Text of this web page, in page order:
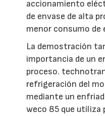
accionamiento
de envase de alta
menor consumo de
La demostración
importancia de un
proceso.
refrigeración del
mediante un
weco 85 que utiliza